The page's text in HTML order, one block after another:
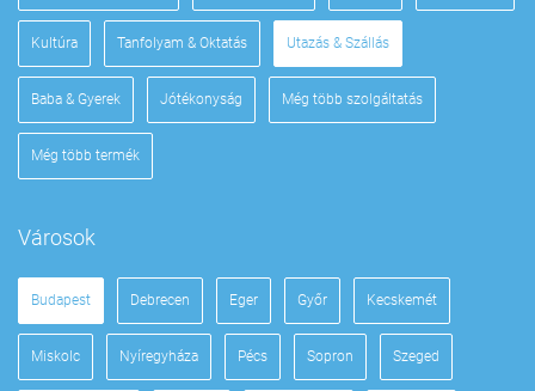
Kultúra Tanfolyam & Oktatás Utazás & Szállás
Baba & Gyerek Jótékonyság Még több szolgáltatás
Még több termék
Városok
Budapest Debrecen Eger Győr Kecskemét
Miskolc Nyíregyháza Pécs Sopron Szeged